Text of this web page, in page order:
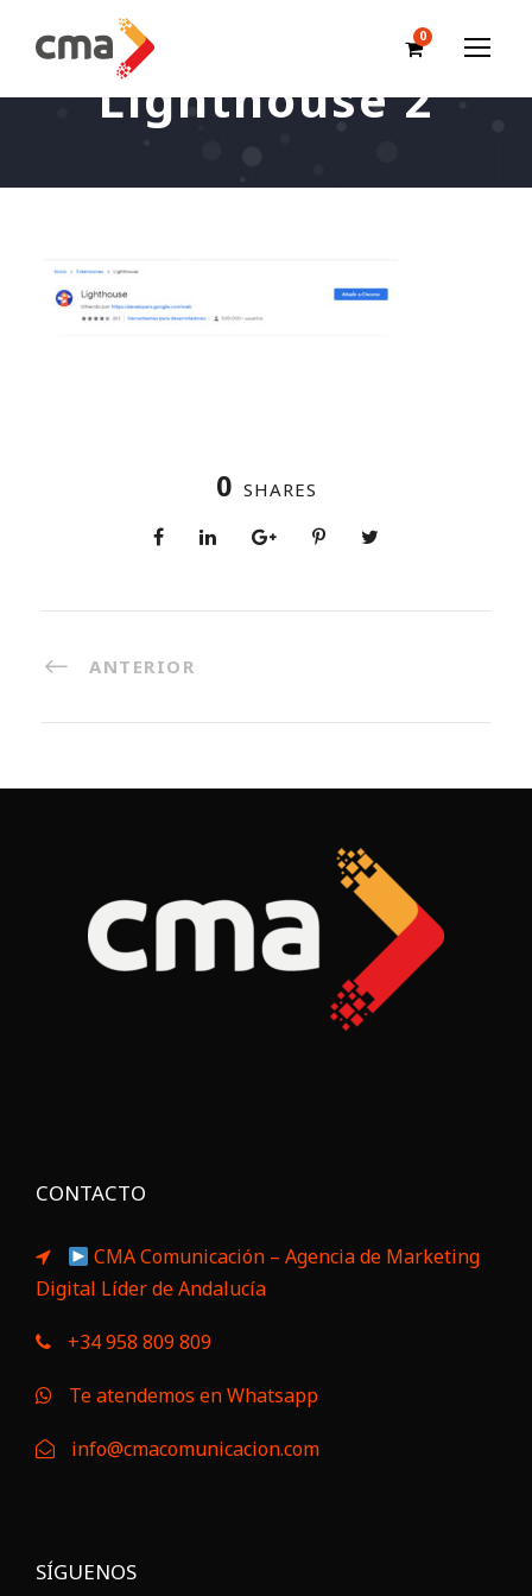
0
Lighthouse 2
0 SHARES
ANTERIOR
CONTACTO
CMA Comunicación – Agencia de Marketing
Digital Líder de Andalucía
+34 958 809 809
Te atendemos en Whatsapp
info@cmacomunicacion.com
SÍGUENOS